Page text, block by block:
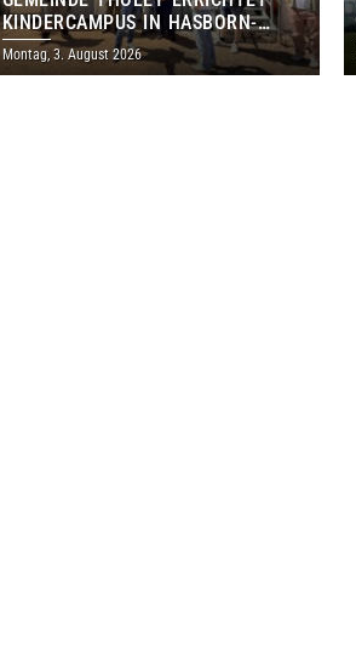
KINDERCAMPUS IN HASBORN-
DAUTWEILER FÜR RUND 8,5 BIS 9
MILLIONEN EURO
Montag, 3. August 2026